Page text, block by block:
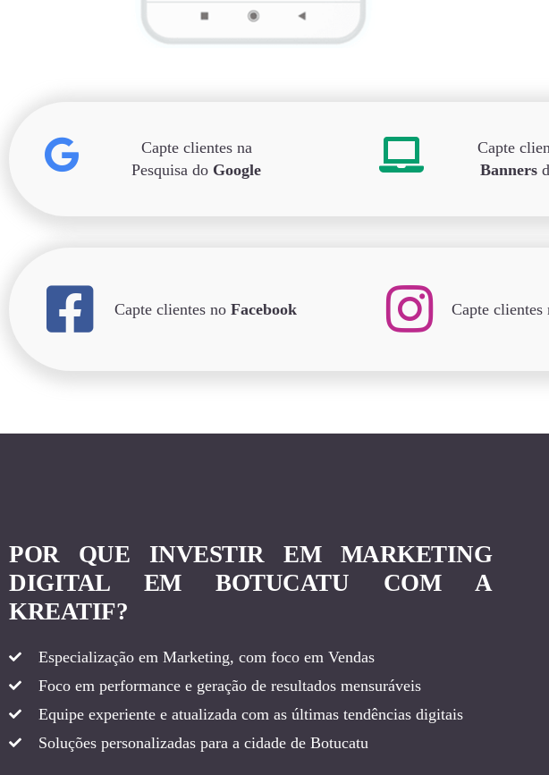
Capte clientes na
Pesquisa do Google
Capte
Banners
Capte clientes no Facebook Capte clientes
POR QUE INVESTIR EM MARKETING
DIGITAL EM BOTUCATU COM A
KREATIF?
Especialização em Marketing, com foco em Vendas
Foco em performance e geração de resultados mensuráveis
Equipe experiente e atualizada com as últimas tendências digitais
Soluções personalizadas para a cidade de Botucatu